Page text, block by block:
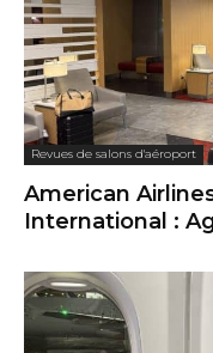
Revues de salons d'aéroport
American
International :